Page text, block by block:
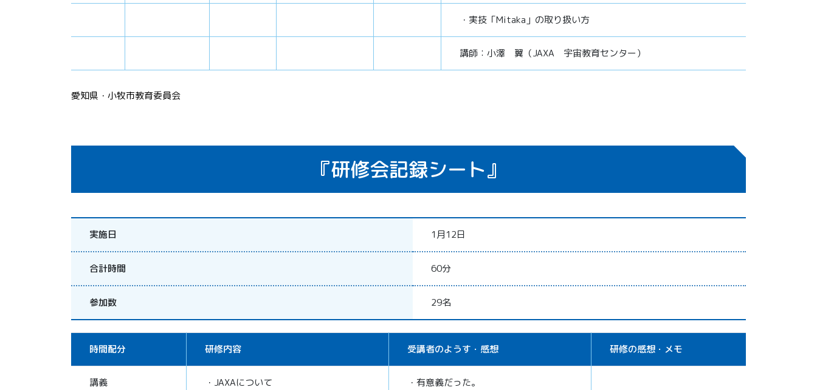
・実技「Mitaka」の取り扱い方
講師：小澤 翼（JAXA 宇宙教育センター）
愛知県・小牧市教育委員会
『研修会記録シート』
実施日 1月12日
合計時間 60分
参加数 29名
時間配分 研修内容 受講者のようす・感想 研修の感想・メモ
講義
・JAXAについて
・有意義だった。